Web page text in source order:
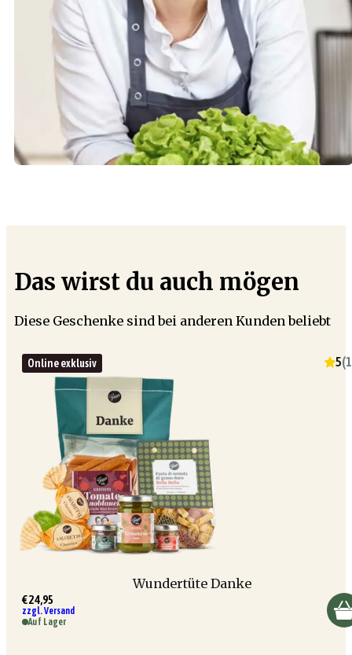
Das wirst du auch mögen
Diese Geschenke sind bei anderen Kunden beliebt
Online exklusiv 5(
Wundertüte Danke
€ 24,95
zzgl. Versand
Auf Lager